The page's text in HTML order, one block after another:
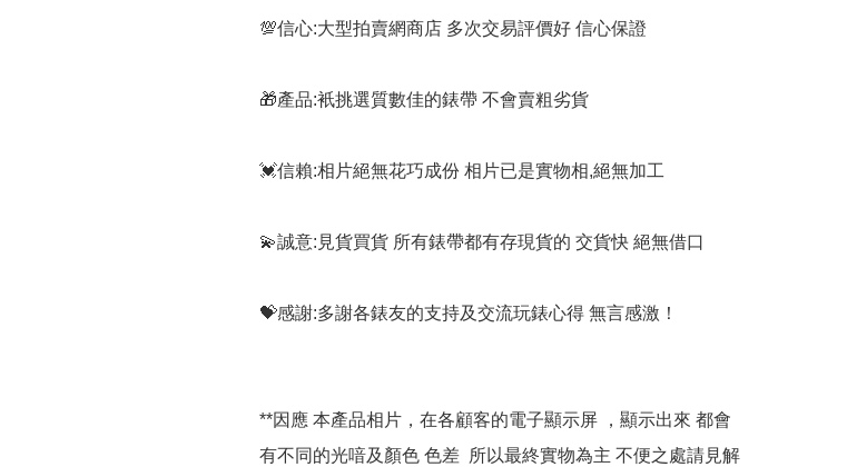
💯信心:大型拍賣網商店 多次交易評價好 信心保證
🎁產品:衹挑選質數佳的錶帶 不會賣粗劣貨
💓信賴:相片絕無花巧成份 相片已是實物相,絕無加工
💫誠意:見貨買貨 所有錶帶都有存現貨的 交貨快 絕無借口
💝感謝:多謝各錶友的支持及交流玩錶心得 無言感激！
**因應 本產品相片，在各顧客的電子顯示屏 ，顯示出來 都會
有不同的光喑及顏色 色差  所以最終實物為主 不便之處請見解